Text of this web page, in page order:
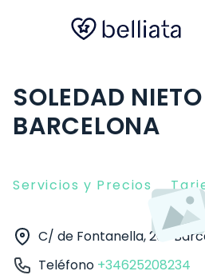
SOLEDAD
BARCELONA
Servicios y Precios
C/ de Fontanella, 20
Teléfono +34625208234